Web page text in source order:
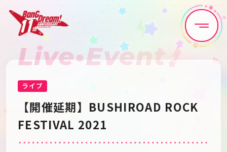
Home News
Live•Event
Artist
Live•Event
ライブ
【開催延期】BUSHIROAD ROCK
FESTIVAL 2021